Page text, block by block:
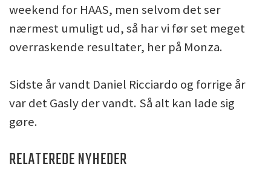
weekend for HAAS, men selvom det ser
nærmest umuligt ud, så har vi før set meget
overraskende resultater, her på Monza.
Sidste år vandt Daniel Ricciardo og forrige år
var det Gasly der vandt. Så alt kan lade sig
gøre.
RELATEREDE NYHEDER